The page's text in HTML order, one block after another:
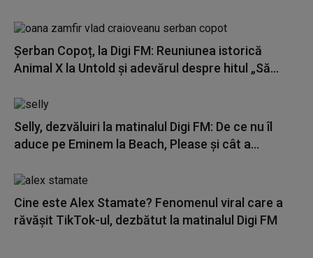
Șerban Copoț, la Digi FM: Reuniunea istorică
Animal X la Untold și adevărul despre hitul „Să...
Selly, dezvăluiri la matinalul Digi FM: De ce nu îl
aduce pe Eminem la Beach, Please și cât a...
Cine este Alex Stamate? Fenomenul viral care a
răvășit TikTok-ul, dezbătut la matinalul Digi FM